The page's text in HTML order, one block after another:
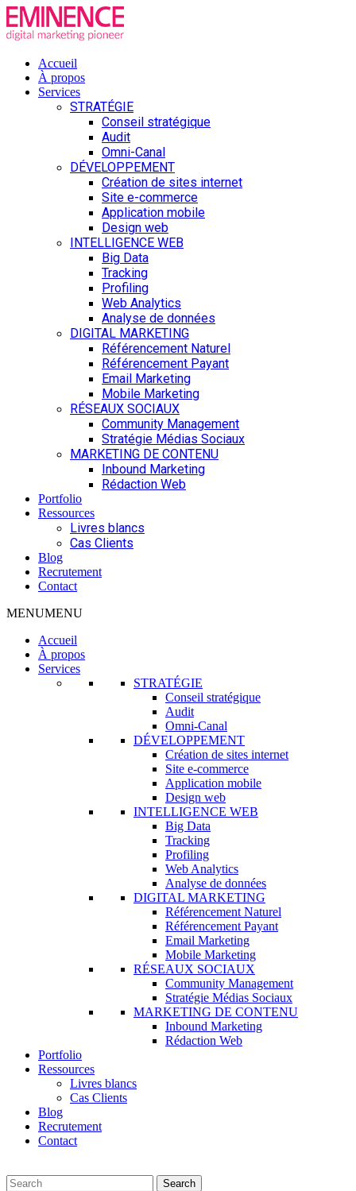
Accueil
À propos
Services
STRATÉGIE
Conseil stratégique
Audit
Omni-Canal
DÉVELOPPEMENT
Création de sites internet
Site e-commerce
Application mobile
Design web
INTELLIGENCE WEB
Big Data
Tracking
Profiling
Web Analytics
Analyse de données
DIGITAL MARKETING
Référencement Naturel
Référencement Payant
Email Marketing
Mobile Marketing
RÉSEAUX SOCIAUX
Community Management
Stratégie Médias Sociaux
MARKETING DE CONTENU
Inbound Marketing
Rédaction Web
Portfolio
Ressources
Livres blancs
Cas Clients
Blog
Recrutement
Contact
MENUMENU
Accueil
À propos
Services
STRATÉGIE
Conseil stratégique
Audit
Omni-Canal
DÉVELOPPEMENT
Création de sites internet
Site e-commerce
Application mobile
Design web
INTELLIGENCE WEB
Big Data
Tracking
Profiling
Web Analytics
Analyse de données
DIGITAL MARKETING
Référencement Naturel
Référencement Payant
Email Marketing
Mobile Marketing
RÉSEAUX SOCIAUX
Community Management
Stratégie Médias Sociaux
MARKETING DE CONTENU
Inbound Marketing
Rédaction Web
Portfolio
Ressources
Livres blancs
Cas Clients
Blog
Recrutement
Contact
Search